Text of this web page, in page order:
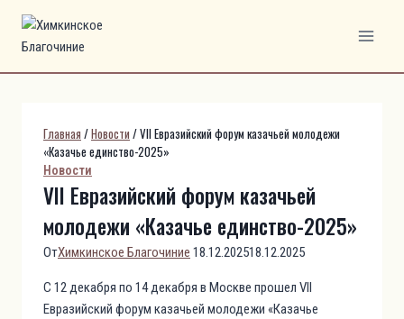
содержимому
Главная /Новости /VII Евразийский форум казачьей молодежи
«Казачье единство-2025»
Новости
VII Евразийский форум казачьей
молодежи «Казачье единство-2025»
ОтХимкинское Благочиние 18.12.202518.12.2025
С 12 декабря по 14 декабря в Москве прошел VII
Евразийский форум казачьей молодежи «Казачье